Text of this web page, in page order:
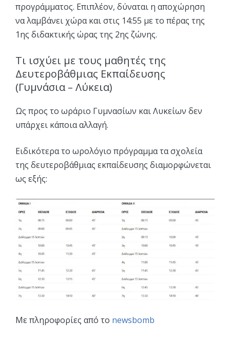
προγράμματος. Επιπλέον, δύναται η αποχώρηση
να λαμβάνει χώρα και στις 14:55 με το πέρας της
1ης διδακτικής ώρας της 2ης ζώνης.
Τι ισχύει με τους μαθητές της
Δευτεροβάθμιας Εκπαίδευσης
(Γυμνάσια – Λύκεια)
Ως προς το ωράριο Γυμνασίων και Λυκείων δεν
υπάρχει κάποια αλλαγή.
Ειδικότερα το ωρολόγιο πρόγραμμα τα σχολεία
της δευτεροβάθμιας εκπαίδευσης διαμορφώνεται
ως εξής:
Με πληροφορίες από το newsbomb